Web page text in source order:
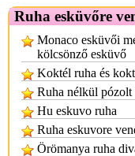
Ruha esküvőre
Monaco esküvői
kölcsönző esküvő
Koktél ruha és
Ruha nélkül pózolt
Hu eskuvo ruha
Ruha eskuvore
Örömanya ruha